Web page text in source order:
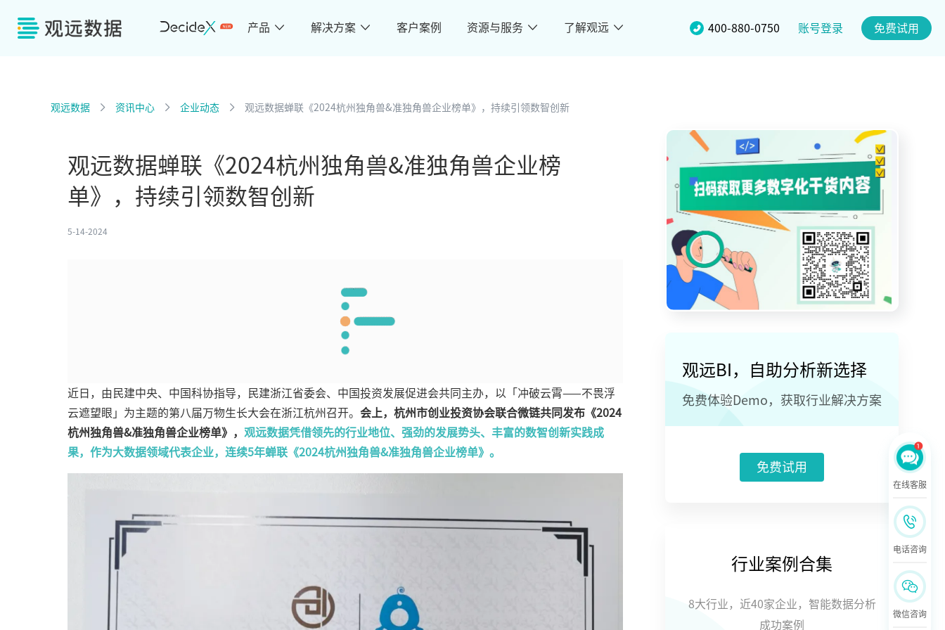
产品 解决方案 客户案例 资源与服务 了解观远 400-880-0750 账号登录 免费试用
观远数据 资讯中心 企业动态 观远数据蝉联《2024杭州独角兽&准独角兽企业榜单》，持续引领数智创新
观远数据蝉联《2024杭州独角兽&准独角兽企业榜
单》，持续引领数智创新
5-14-2024
近日，由民建中央、中国科协指导，民建浙江省委会、中国投资发展促进会共同主办，以「冲破云霄——不畏浮
云遮望眼」为主题的第八届万物生长大会在浙江杭州召开。 会上，杭州市创业投资协会联合微链共同发布《2024
杭州独角兽&准独角兽企业榜单》， 观远数据凭借领先的行业地位、强劲的发展势头、丰富的数智创新实践成
果，作为大数据领域代表企业，连续5年蝉联《2024杭州独角兽&准独角兽企业榜单》。
观远BI，自助分析新选择
免费体验Demo，获取行业解决方案
免费试用
行业案例合集
8大行业，近40家企业，智能数据分析
成功案例
在线客服
电话咨询
微信咨询